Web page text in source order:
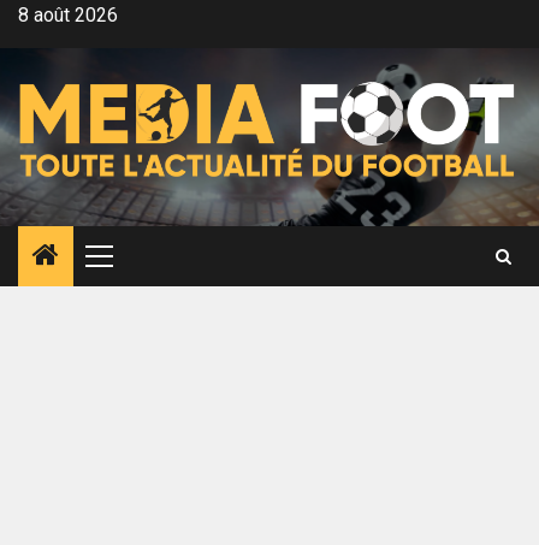
Aller8 août 2026
Menu
principal